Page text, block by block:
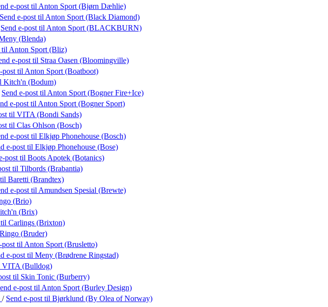
e-post til Anton Sport (Bjørn Dæhlie)
Send e-post til Anton Sport (Black Diamond)
Send e-post til Anton Sport (BLACKBURN)
(Blenda)
til Anton Sport (Bliz)
e-post til Straa Oasen (Bloomingville)
post til Anton Sport (Boatboot)
Kitch'n (Bodum)
Send e-post til Anton Sport (Bogner Fire+Ice)
e-post til Anton Sport (Bogner Sport)
til VITA (Bondi Sands)
til Clas Ohlson (Bosch)
e-post til Elkjøp Phonehouse (Bosch)
e-post til Elkjøp Phonehouse (Bose)
post til Boots Apotek (Botanics)
til Tilbords (Brabantia)
til Baretti (Brandtex)
e-post til Amundsen Spesial (Brewte)
(Brio)
(Brix)
til Carlings (Brixton)
(Bruder)
post til Anton Sport (Brusletto)
e-post til Meny (Brødrene Ringstad)
VITA (Bulldog)
til Skin Tonic (Burberry)
e-post til Anton Sport (Burley Design)
/ Send e-post til Bjørklund (By Olea of Norway)